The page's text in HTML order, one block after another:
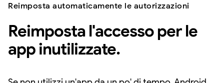
Reimposta automaticamente le autorizzazioni
Reimposta l'accesso per le
app inutilizzate.